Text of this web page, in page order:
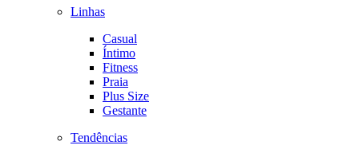
Linhas
Casual
Íntimo
Fitness
Praia
Plus Size
Gestante
Tendências